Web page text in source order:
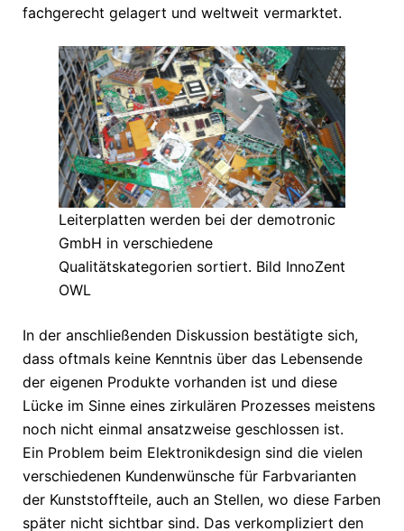
fachgerecht gelagert und weltweit vermarktet.
Leiterplatten werden bei der demotronic
GmbH in verschiedene
Qualitätskategorien sortiert. Bild InnoZent
OWL
In der anschließenden Diskussion bestätigte sich,
dass oftmals keine Kenntnis über das Lebensende
der eigenen Produkte vorhanden ist und diese
Lücke im Sinne eines zirkulären Prozesses meistens
noch nicht einmal ansatzweise geschlossen ist.
Ein Problem beim Elektronikdesign sind die vielen
verschiedenen Kundenwünsche für Farbvarianten
der Kunststoffteile, auch an Stellen, wo diese Farben
später nicht sichtbar sind. Das verkompliziert den